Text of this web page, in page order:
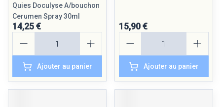
Quies Doculyse A/bouchon
Cerumen Spray 30ml
14,25 €
Ajouter au panier
15,90 €
Ajouter au panier